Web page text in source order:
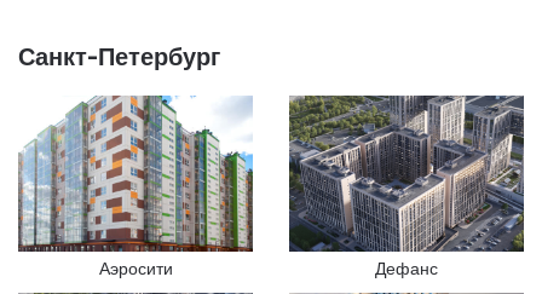
Санкт-Петербург
Аэросити Дефанс